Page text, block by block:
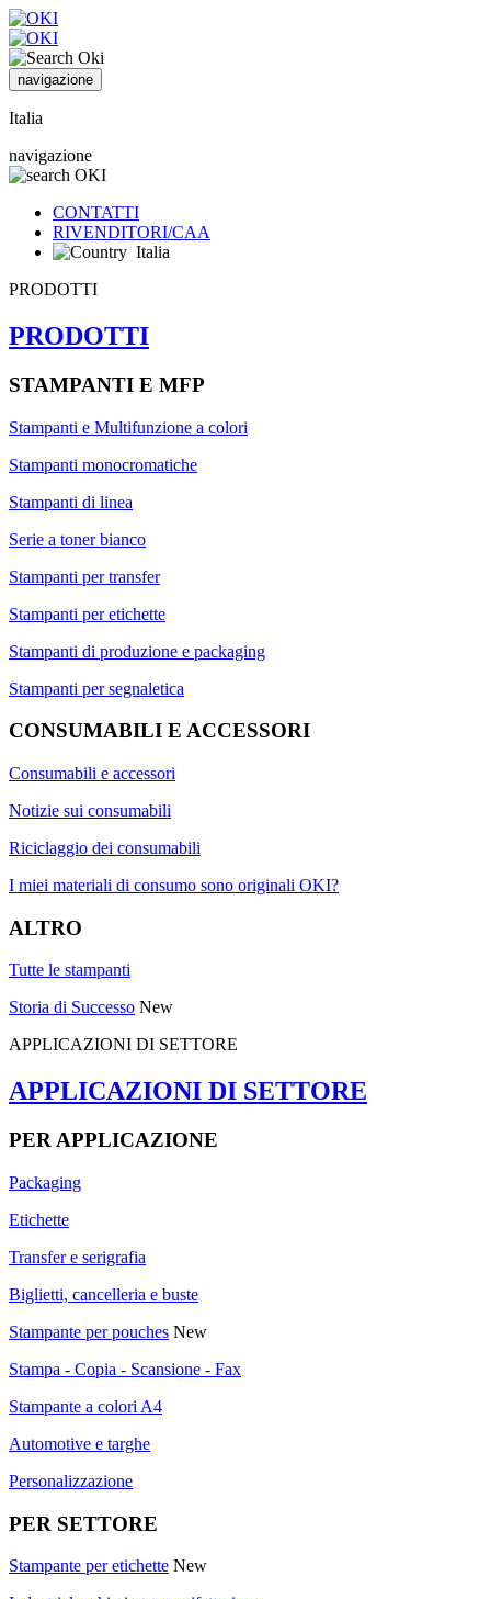
navigazione
Italia
navigazione
CONTATTI
RIVENDITORI/CAA
Italia
PRODOTTI
PRODOTTI
STAMPANTI E MFP
Stampanti e Multifunzione a colori
Stampanti monocromatiche
Stampanti di linea
Serie a toner bianco
Stampanti per transfer
Stampanti per etichette
Stampanti di produzione e packaging
Stampanti per segnaletica
CONSUMABILI E ACCESSORI
Consumabili e accessori
Notizie sui consumabili
Riciclaggio dei consumabili
I miei materiali di consumo sono originali OKI?
ALTRO
Tutte le stampanti
Storia di Successo New
APPLICAZIONI DI SETTORE
APPLICAZIONI DI SETTORE
PER APPLICAZIONE
Packaging
Etichette
Transfer e serigrafia
Biglietti, cancelleria e buste
Stampante per pouches New
Stampa - Copia - Scansione - Fax
Stampante a colori A4
Automotive e targhe
Personalizzazione
PER SETTORE
Stampante per etichette New